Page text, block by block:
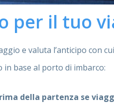
per il tuo
e valuta l’anticipo con
in base al porto di imbarco:
della partenza se